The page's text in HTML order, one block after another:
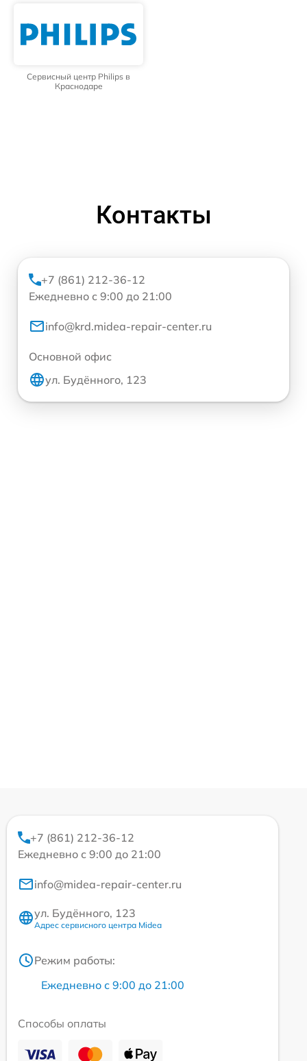
Сервисный центр Philips в
Краснодаре
Контакты
+7 (861) 212-36-12
Ежедневно с 9:00 до 21:00
info@krd.midea-repair-center.ru
Основной офис
ул. Будённого, 123
+7 (861) 212-36-12
Ежедневно с 9:00 до 21:00
info@midea-repair-center.ru
ул. Будённого, 123
Адрес сервисного центра Midea
Режим работы:
Ежедневно с 9:00 до 21:00
Способы оплаты